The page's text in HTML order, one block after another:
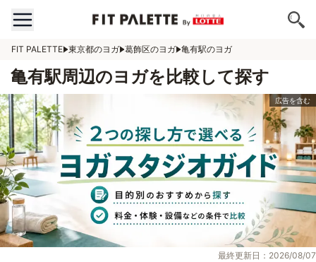
FIT PALETTE 東京都のヨガ 葛飾区のヨガ 亀有駅のヨガ
亀有駅周辺のヨガを比較して探す
最終更新日：2026/08/07